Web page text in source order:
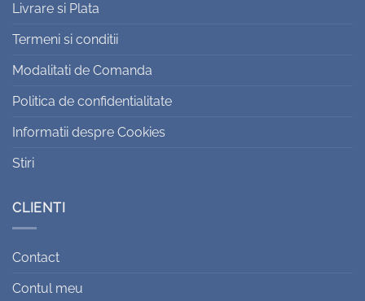
Livrare si Plata
Termeni si conditii
Modalitati de Comanda
Politica de confidentialitate
Informatii despre Cookies
Stiri
CLIENTI
Contact
Contul meu